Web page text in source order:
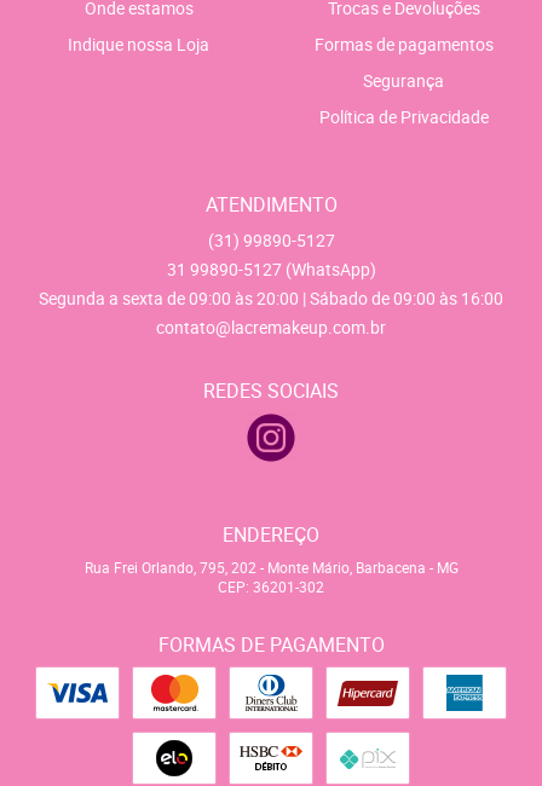
Onde estamos
Indique nossa Loja
Trocas e Devoluções
Formas de pagamentos
Segurança
Política de Privacidade
ATENDIMENTO
(31) 99890-5127
31 99890-5127 (WhatsApp)
Segunda a sexta de 09:00 às 20:00 | Sábado de 09:00 às 16:00
contato@lacremakeup.com.br
REDES SOCIAIS
ENDEREÇO
Rua Frei Orlando, 795, 202 - Monte Mário, Barbacena - MG
CEP: 36201-302
FORMAS DE PAGAMENTO